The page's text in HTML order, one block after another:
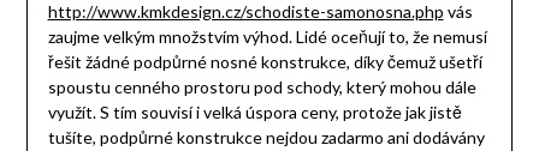
http://www.kmkdesign.cz/schodiste-samonosna.php vás
zaujme velkým množstvím výhod. Lidé oceňují to, že nemusí
řešit žádné podpůrné nosné konstrukce, díky čemuž ušetří
spoustu cenného prostoru pod schody, který mohou dále
využít. S tím souvisí i velká úspora ceny, protože jak jistě
tušíte, podpůrné konstrukce nejdou zadarmo ani dodávány